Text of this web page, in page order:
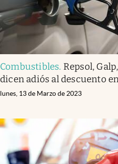
Combustibles. Repsol,
dicen adiós al descuento
lunes, 13 de Marzo de 2023